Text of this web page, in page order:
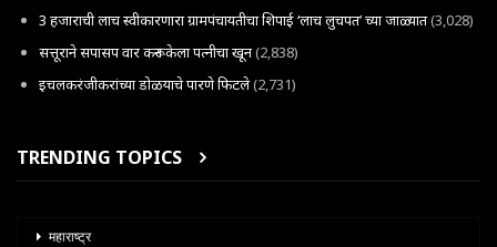
3 हजाराची लाच स्वीकारणारा ग्रामपंचायतीचा शिपाई ‘लाच लुचपत’ च्या जाळ्यात(3,028)
सत्तूराने सपासप वार करून केला पत्नीचा खून(2,838)
इचलकरंजीकरांच्या डोळयाचे पारणे फिटले(2,731)
TRENDING TOPICS
महाराष्ट्र